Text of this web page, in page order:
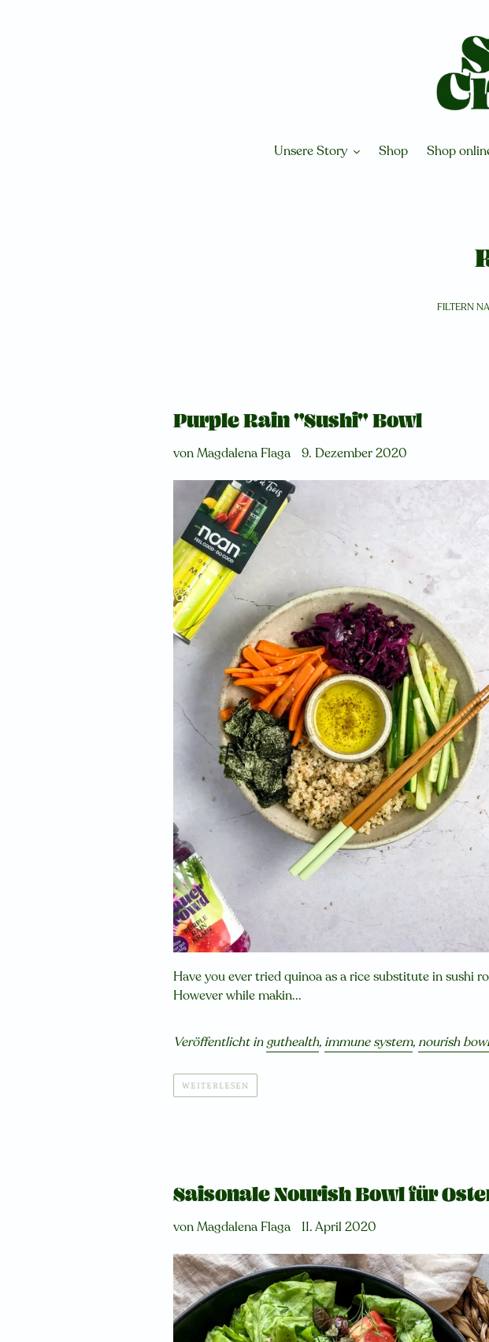
Unsere Story Shop Shop
FILTERN
Purple Rain "Sushi" Bowl
von Magdalena Flaga 9. Dezember 2020
Have you ever tried quinoa as a rice substitute in sushi
However while makin...
Veröffentlicht inguthealth, immune system, nourish
WEITERLESEN
Saisonale Nourish Bowl für
von Magdalena Flaga 11. April 2020